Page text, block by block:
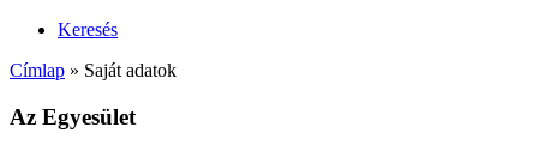
Keresés
Címlap » Saját adatok
Az Egyesület